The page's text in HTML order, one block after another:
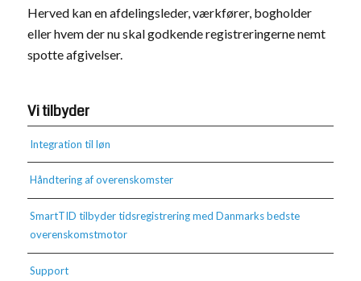
Herved kan en afdelingsleder, værkfører, bogholder
eller hvem der nu skal godkende registreringerne nemt
spotte afgivelser.
Vi tilbyder
Integration til løn
Håndtering af overenskomster
SmartTID tilbyder tidsregistrering med Danmarks bedste
overenskomstmotor
Support